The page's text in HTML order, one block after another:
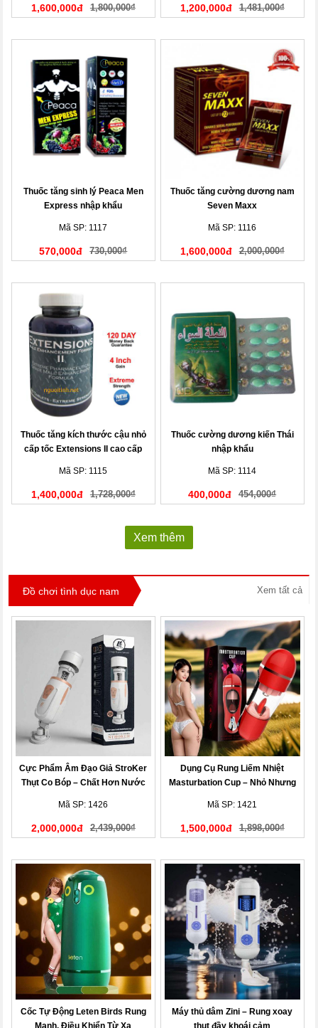
1,600,000đ 1,800,000₫ 1,200,000đ 1,481,000₫
Thuốc tăng sinh lý Peaca Men
Express nhập khẩu
Mã SP: 1117
570,000đ 730,000₫
Thuốc tăng cường dương nam
Seven Maxx
Mã SP: 1116
1,600,000đ 2,000,000₫
Thuốc tăng kích thước cậu nhỏ
cấp tốc Extensions II cao cấp
Mã SP: 1115
1,400,000đ 1,728,000₫
Thuốc cường dương kiến Thái
nhập khẩu
Mã SP: 1114
400,000đ 454,000₫
Xem thêm
Đồ chơi tình dục nam Xem tất cả
Cực Phẩm Âm Đạo Giả StroKer
Thụt Co Bóp – Chất Hơn Nước
Mã SP: 1426
2,000,000đ 2,439,000₫
Dụng Cụ Rung Liếm Nhiệt
Masturbation Cup – Nhỏ Nhưng
Mã SP: 1421
1,500,000đ 1,898,000₫
Cốc Tự Động Leten Birds Rung
Máy thủ dâm Zini – Rung xoay